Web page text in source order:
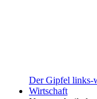
Der Gipfel links-
Wirtschaft